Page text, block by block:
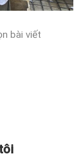
bài viết